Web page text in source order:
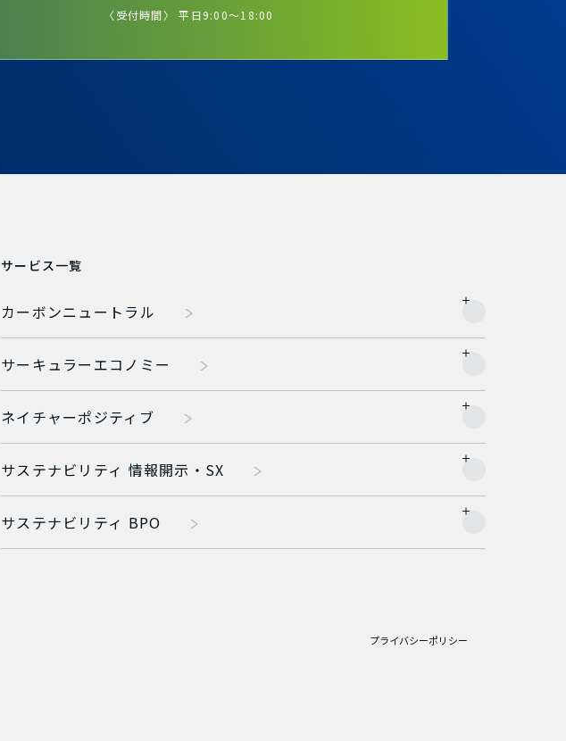
〈受付時間〉 平日9:00～18:00
サービス一覧
カーボンニュートラル
サーキュラーエコノミー
ネイチャーポジティブ
サステナビリティ 情報開示・SX
サステナビリティ BPO
プライバシーポリシー